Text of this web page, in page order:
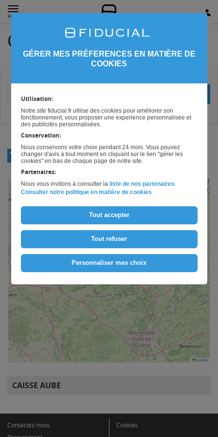
MENU
Caisse Aube (10)
RETOUR
CHAMPAGNE-ARDENNE
+
−
Leaflet
CAISSE AUBE
Contactez-nous
Cookies
GÉRER MES PRÉFERENCES EN MATIÈRE DE
COOKIES
Utilisation:
Notre site fiducial.fr utilise des cookies pour améliorer son
fonctionnement, vous proposer une experience personnalisée et
des publicités personnalisées.
Conservation:
Nous conservons votre choix pendant 24 mois. Vous pouvez
changer d'avis à tout moment en cliquant sur le lien "gérer les
cookies" en bas de chaque page de notre site.
Partenaires:
Nous vous invitons à consulter la liste de nos partenaires.
Consulter notre politique en matière de cookies
Tout accepter
Tout refuser
Personnaliser mes choix